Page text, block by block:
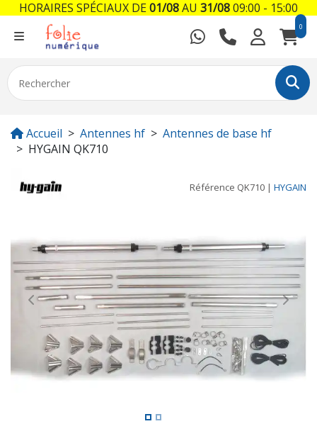
0
Accueil Antennes hf
Antennes de base hf
HYGAIN QK710
Référence QK710 | HYGAIN
Previous Next
HORAIRES SPÉCIAUX DE01/08AU 31/0809:00 - 15:00